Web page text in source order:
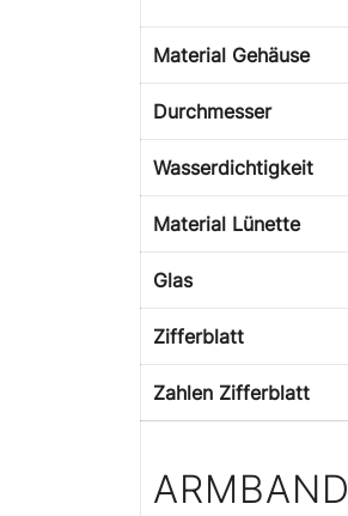
Material Gehäuse
Durchmesser
Wasserdichtigkeit
Material Lünette
Glas
Zifferblatt
Zahlen Zifferblatt
ARMBAND